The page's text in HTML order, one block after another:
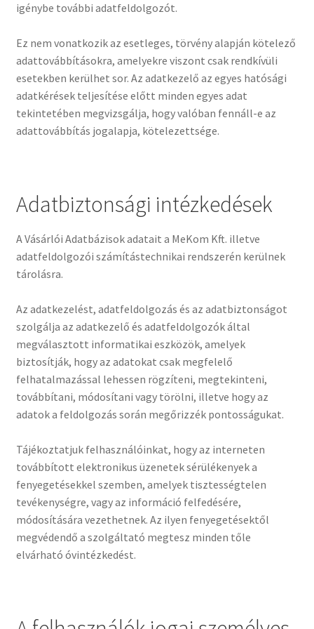
igénybe további adatfeldolgozót.
Ez nem vonatkozik az esetleges, törvény alapján kötelező
adattovábbításokra, amelyekre viszont csak rendkívüli
esetekben kerülhet sor. Az adatkezelő az egyes hatósági
adatkérések teljesítése előtt minden egyes adat
tekintetében megvizsgálja, hogy valóban fennáll-e az
adattovábbítás jogalapja, kötelezettsége.
Adatbiztonsági intézkedések
A Vásárlói Adatbázisok adatait a MeKom Kft. illetve
adatfeldolgozói számítástechnikai rendszerén kerülnek
tárolásra.
Az adatkezelést, adatfeldolgozás és az adatbiztonságot
szolgálja az adatkezelő és adatfeldolgozók által
megválasztott informatikai eszközök, amelyek
biztosítják, hogy az adatokat csak megfelelő
felhatalmazással lehessen rögzíteni, megtekinteni,
továbbítani, módosítani vagy törölni, illetve hogy az
adatok a feldolgozás során megőrizzék pontosságukat.
Tájékoztatjuk felhasználóinkat, hogy az interneten
továbbított elektronikus üzenetek sérülékenyek a
fenyegetésekkel szemben, amelyek tisztességtelen
tevékenységre, vagy az információ felfedésére,
módosítására vezethetnek. Az ilyen fenyegetésektől
megvédendő a szolgáltató megtesz minden tőle
elvárható óvintézkedést.